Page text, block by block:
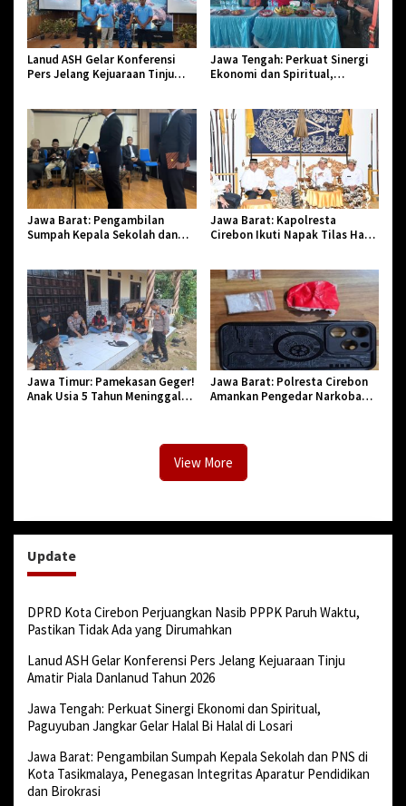
Lanud ASH Gelar Konferensi
Pers Jelang Kejuaraan Tinju
Jawa Tengah: Perkuat Sinergi
Ekonomi dan Spiritual,
Jawa Barat: Pengambilan
Sumpah Kepala Sekolah dan
Pendidikan dan Birokrasi
Jawa Barat: Kapolresta
Cirebon Ikuti Napak Tilas Hari
Jawa Timur: Pamekasan Geger!
Anak Usia 5 Tahun Meninggal
Jawa Barat: Polresta Cirebon
Amankan Pengedar Narkoba
View More
Update
DPRD Kota Cirebon Perjuangkan Nasib PPPK Paruh Waktu,
Pastikan Tidak Ada yang Dirumahkan
Lanud ASH Gelar Konferensi Pers Jelang Kejuaraan Tinju
Amatir Piala Danlanud Tahun 2026
Jawa Tengah: Perkuat Sinergi Ekonomi dan Spiritual,
Paguyuban Jangkar Gelar Halal Bi Halal di Losari
Jawa Barat: Pengambilan Sumpah Kepala Sekolah dan PNS di
Kota Tasikmalaya, Penegasan Integritas Aparatur Pendidikan
dan Birokrasi